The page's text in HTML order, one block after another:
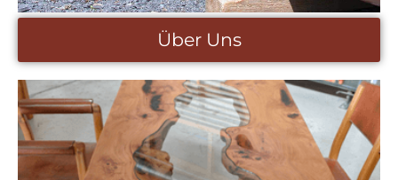
Über Uns
Die Liebe zum Massivholz sowie der Gedanke der
Nachhaltigkeit und der bewussten Produktion findet
sich in unserer kompletten Arbeitsweise wieder. Wir
Über Uns